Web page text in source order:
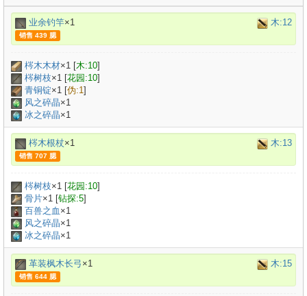
业余钓竿×1 木:12
销售 439 腮
梣木木材×1 [木:10]
梣树枝×1 [花园:10]
青铜锭×1 [伪:1]
风之碎晶×1
冰之碎晶×1
梣木根杖×1 木:13
销售 707 腮
梣树枝×1 [花园:10]
骨片×1 [钻探:5]
百兽之血 ×1
风之碎晶×1
冰之碎晶×1
革装枫木长弓 ×1 木:15
销售 644 腮